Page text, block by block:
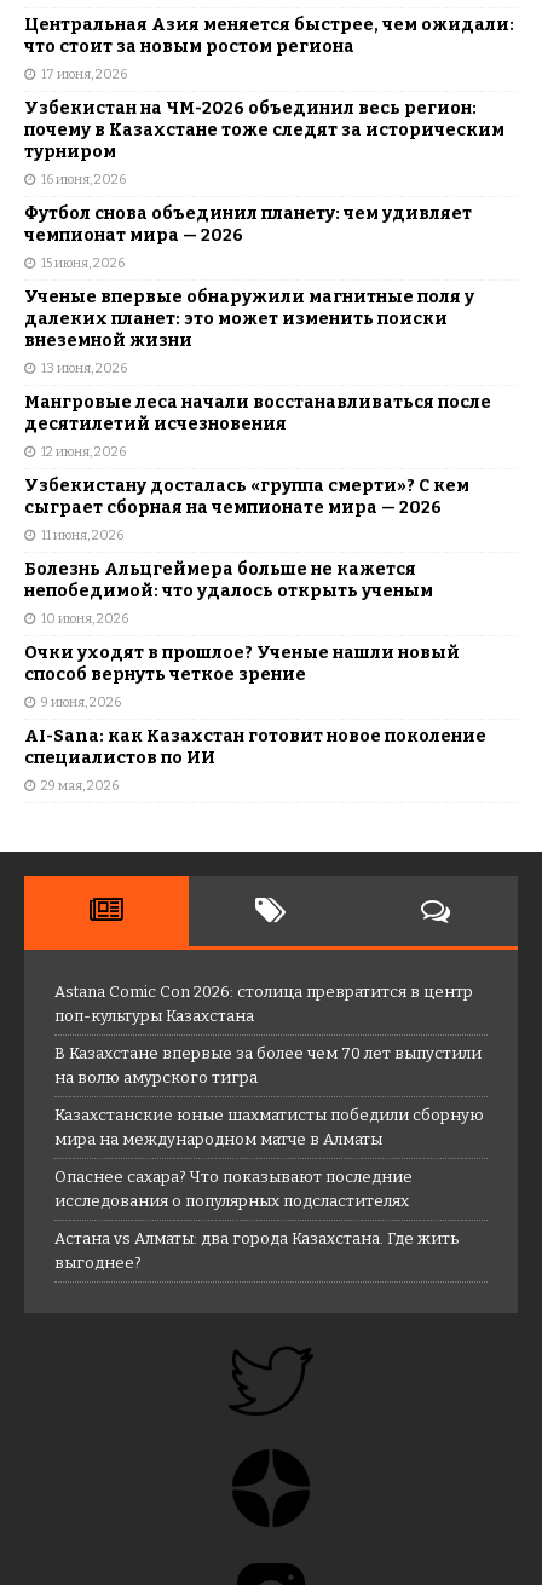
Центральная Азия меняется быстрее, чем ожидали:
что стоит за новым ростом региона
17 июня, 2026
Узбекистан на ЧМ-2026 объединил весь регион:
почему в Казахстане тоже следят за историческим
турниром
16 июня, 2026
Футбол снова объединил планету: чем удивляет
чемпионат мира — 2026
15 июня, 2026
Ученые впервые обнаружили магнитные поля у
далеких планет: это может изменить поиски
внеземной жизни
13 июня, 2026
Мангровые леса начали восстанавливаться после
десятилетий исчезновения
12 июня, 2026
Узбекистану досталась «группа смерти»? С кем
сыграет сборная на чемпионате мира — 2026
11 июня, 2026
Болезнь Альцгеймера больше не кажется
непобедимой: что удалось открыть ученым
10 июня, 2026
Очки уходят в прошлое? Ученые нашли новый
способ вернуть четкое зрение
9 июня, 2026
AI-Sana: как Казахстан готовит новое поколение
специалистов по ИИ
29 мая, 2026
Astana Comic Con 2026: столица превратится в центр
поп-культуры Казахстана
В Казахстане впервые за более чем 70 лет выпустили
на волю амурского тигра
Казахстанские юные шахматисты победили сборную
мира на международном матче в Алматы
Опаснее сахара? Что показывают последние
исследования о популярных подсластителях
Астана vs Алматы: два города Казахстана. Где жить
выгоднее?